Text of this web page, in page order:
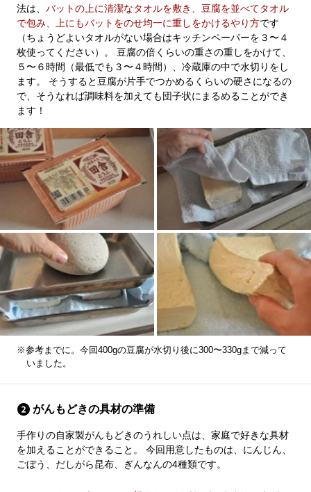
法は、 バットの上に清潔なタオルを敷き、豆腐を並べてタオル
で包み、上にもバットをのせ均一に重しをかけるやり方です
（ちょうどよいタオルがない場合はキッチンペーパーを３〜４
枚使ってください）。 豆腐の倍くらいの重さの重しをかけて、
５〜６時間（最低でも３〜４時間）、冷蔵庫の中で水切りをし
ます。 そうすると豆腐が片手でつかめるくらいの硬さになるの
で、そうなれば調味料を加えても団子状にまるめることができ
ます！
※参考までに。今回400gの豆腐が水切り後に300〜330gまで減って
いました。
がんもどきの具材の準備
手作りの自家製がんもどきのうれしい点は、家庭で好きな具材
を加えることができること。 今回用意したものは、にんじん、
ごぼう、だしがら昆布、ぎんなんの4種類です。